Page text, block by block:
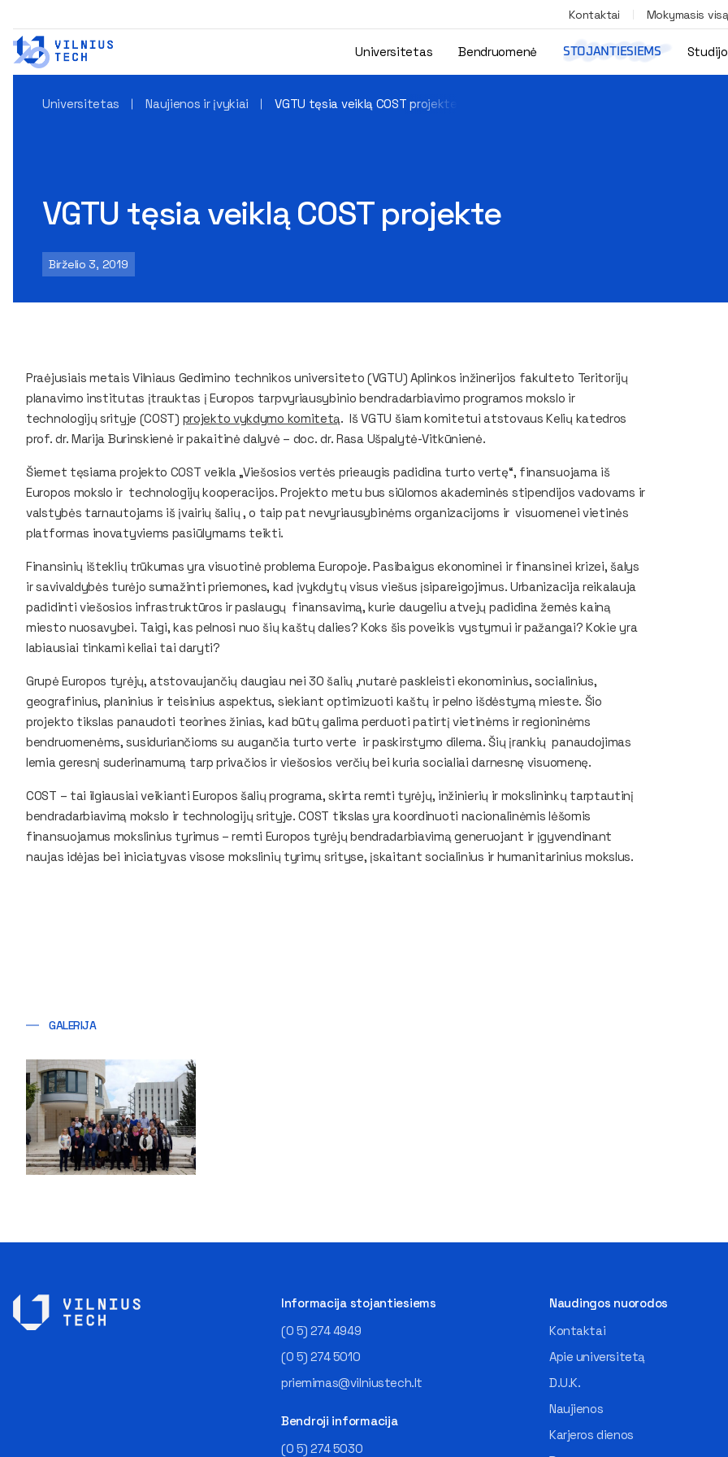
Kontaktai Mokymasis
Universitetas Bendruomenė STOJANTIESIEMS
Universitetas Naujienos ir įvykiai VGTU tęsia veiklą COST projekte
VGTU tęsia veiklą COST projekte
Birželio 3, 2019
Praėjusiais metais Vilniaus Gedimino technikos universiteto (VGTU) Aplinkos inžinerijos fakulteto Teritorijų
planavimo institutas įtrauktas į Europos tarpvyriausybinio bendradarbiavimo programos mokslo ir
technologijų srityje (COST) projekto vykdymo komitetą. Iš VGTU šiam komitetui atstovaus Kelių katedros
prof. dr. Marija Burinskienė ir pakaitinė dalyvė – doc. dr. Rasa Ušpalytė-Vitkūnienė.
Šiemet tęsiama projekto COST veikla „Viešosios vertės prieaugis padidina turto vertę“, finansuojama iš
Europos mokslo ir technologijų kooperacijos. Projekto metu bus siūlomos akademinės stipendijos vadovams ir
valstybės tarnautojams iš įvairių šalių , o taip pat nevyriausybinėms organizacijoms ir visuomenei vietinės
platformas inovatyviems pasiūlymams teikti.
Finansinių išteklių trūkumas yra visuotinė problema Europoje. Pasibaigus ekonominei ir finansinei krizei, šalys
ir savivaldybės turėjo sumažinti priemones, kad įvykdytų visus viešus įsipareigojimus. Urbanizacija reikalauja
padidinti viešosios infrastruktūros ir paslaugų finansavimą, kurie daugeliu atvejų padidina žemės kainą
miesto nuosavybei. Taigi, kas pelnosi nuo šių kaštų dalies? Koks šis poveikis vystymui ir pažangai? Kokie yra
labiausiai tinkami keliai tai daryti?
Grupė Europos tyrėjų, atstovaujančių daugiau nei 30 šalių ,nutarė paskleisti ekonominius, socialinius,
geografinius, planinius ir teisinius aspektus, siekiant optimizuoti kaštų ir pelno išdėstymą mieste. Šio
projekto tikslas panaudoti teorines žinias, kad būtų galima perduoti patirtį vietinėms ir regioninėms
bendruomenėms, susiduriančioms su augančia turto verte ir paskirstymo dilema. Šių įrankių panaudojimas
lemia geresnį suderinamumą tarp privačios ir viešosios verčių bei kuria socialiai darnesnę visuomenę.
COST – tai ilgiausiai veikianti Europos šalių programa, skirta remti tyrėjų, inžinierių ir mokslininkų tarptautinį
bendradarbiavimą mokslo ir technologijų srityje. COST tikslas yra koordinuoti nacionalinėmis lėšomis
finansuojamus mokslinius tyrimus – remti Europos tyrėjų bendradarbiavimą generuojant ir įgyvendinant
naujas idėjas bei iniciatyvas visose mokslinių tyrimų srityse, įskaitant socialinius ir humanitarinius mokslus.
GALERIJA
Informacija stojantiesiems
(0 5) 274 4949
(0 5) 274 5010
priemimas@vilniustech.lt
Bendroji informacija
(0 5) 274 5030
Naudingos nuorodos
Kontaktai
Apie universitetą
D.U.K.
Naujienos
Karjeros dienos